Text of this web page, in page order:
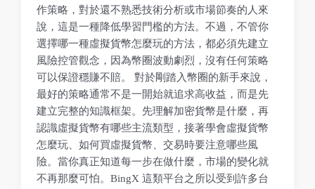
作策略，對於還不熟悉技術分析或市場節奏的人來
說，這是一種降低學習門檻的方法。不過，不管你
選擇哪一種虛擬貨幣怎麼玩的方法，都必須先建立
風險控管觀念，因為幣圈波動劇烈，沒有任何策略
可以保證穩賺不賠。 對於剛踏入幣圈的新手來說，
最好的策略通常不是一開始就追求高收益，而是先
建立完整的知識框架。先理解加密貨幣是什麼，再
認識虛擬貨幣有哪些主流類型，接著學會虛擬貨幣
怎麼玩、如何買虛擬貨幣、交易時要注意哪些風
險。當你真正知道每一步在做什麼，市場的變化就
不再那麼可怕。BingX 這類平台之所以受到許多台